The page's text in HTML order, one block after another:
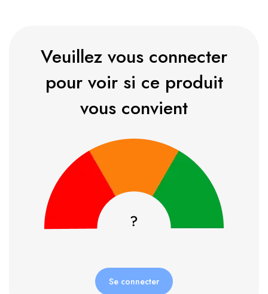
Veuillez vous connecter
pour voir si ce produit
vous convient
Se connecter